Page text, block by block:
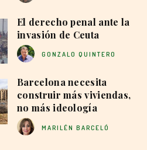
El derecho penal ante la
invasión de Ceuta
GONZALO QUINTERO
Barcelona necesita
construir más viviendas,
no más ideología
MARILÉN BARCELÓ